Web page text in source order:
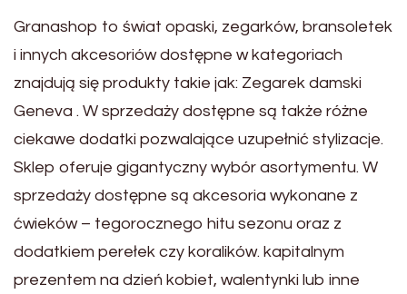
Granashop to świat opaski, zegarków, bransoletek
i innych akcesoriów dostępne w kategoriach
znajdują się produkty takie jak: Zegarek damski
Geneva . W sprzedaży dostępne są także różne
ciekawe dodatki pozwalające uzupełnić stylizacje.
Sklep oferuje gigantyczny wybór asortymentu. W
sprzedaży dostępne są akcesoria wykonane z
ćwieków – tegorocznego hitu sezonu oraz z
dodatkiem perełek czy koralików. kapitalnym
prezentem na dzień kobiet, walentynki lub inne